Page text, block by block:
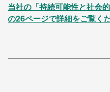
当社の「持続可能性と社会
の26ページで詳細をご覧く